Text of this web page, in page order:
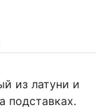
из латуни и
подставках.